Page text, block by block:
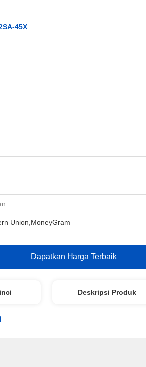
45X
Union,MoneyGram
Dapatkan Harga Terbaik
Deskripsi Produk